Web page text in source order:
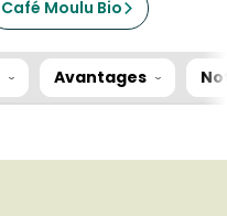
Café Moulu Bio
Avantages